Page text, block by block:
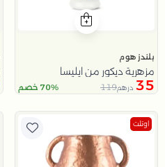
بلندز هوم
مزهرية ديكور من ايليسا
35 درهم119 70% خصم
اوتلت